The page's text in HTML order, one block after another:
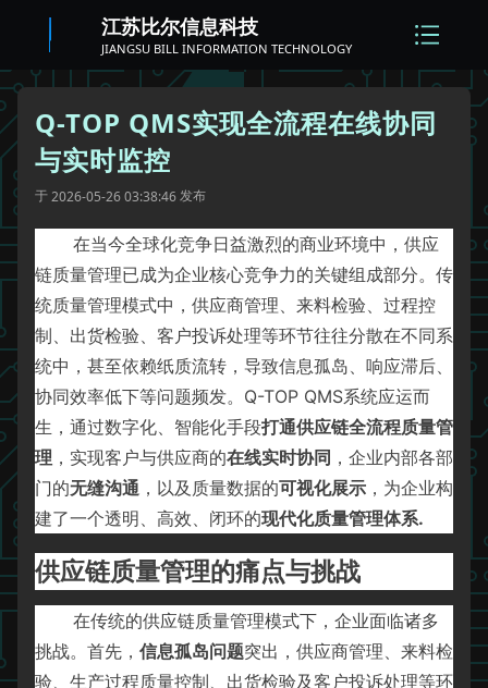
江苏比尔信息科技
JIANGSU BILL INFORMATION TECHNOLOGY
Q-TOP QMS实现全流程在线协同
与实时监控
于2026-05-26 03:38:46发布
在当今全球化竞争日益激烈的商业环境中，供应
链质量管理已成为企业核心竞争力的关键组成部分。传
统质量管理模式中，供应商管理、来料检验、过程控
制、出货检验、客户投诉处理等环节往往分散在不同系
统中，甚至依赖纸质流转，导致信息孤岛、响应滞后、
协同效率低下等问题频发。Q-TOP QMS系统应运而
生，通过数字化、智能化手段打通供应链全流程质量管
理 ，实现客户与供应商的在线实时协同 ，企业内部各部
门的无缝沟通 ，以及质量数据的可视化展示 ，为企业构
建了一个透明、高效、闭环的现代化质量管理体系.
供应链质量管理的痛点与挑战
在传统的供应链质量管理模式下，企业面临诸多
挑战。首先， 信息孤岛问题突出，供应商管理、来料检
验、生产过程质量控制、出货检验及客户投诉处理等环